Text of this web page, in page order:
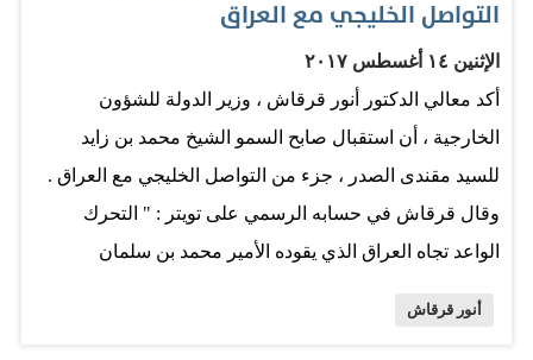
"للخروج من هذه المتاهة وهذا النفق المظلم أمام الدوحة
للتفاوض والإقرار بأن الحل في الرياض ". المصدر: الاتحاد
التواصل الخليجي مع العراق
الإثنين ١٤ أغسطس ٢٠١٧
أكد معالي الدكتور أنور قرقاش ، وزير الدولة للشؤون
الخارجية ، أن استقبال صابح السمو الشيخ محمد بن زايد
للسيد مقندى الصدر ، جزء من التواصل الخليجي مع العراق .
وقال قرقاش في حسابه الرسمي على تويتر : " التحرك
الواعد تجاه العراق الذي يقوده الأمير محمد بن سلمان
أنور قرقاش